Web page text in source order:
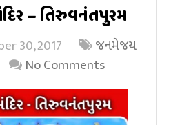
– તિરુવનંતપુરમ
30, 2017
જનમેજય
No Comments